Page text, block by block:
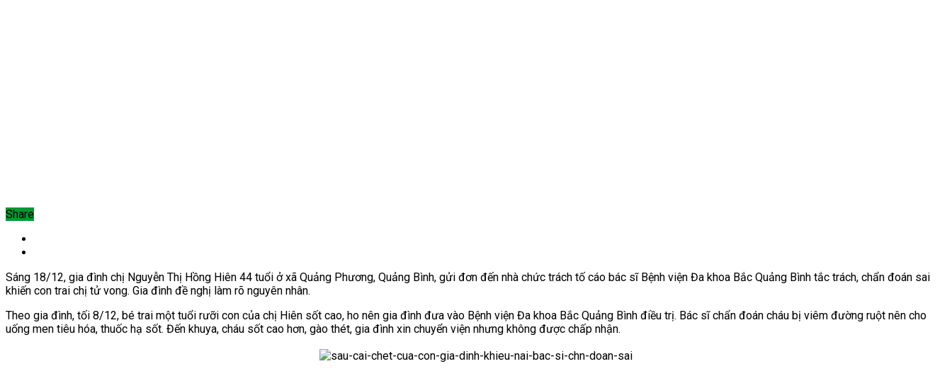
Share
Sáng 18/12, gia đình chị Nguyễn Thị Hồng Hiên 44 tuổi ở xã Quảng Phương, Quảng Bình, gửi đơn đến nhà chức trách tố cáo bác sĩ Bệnh viện Đa khoa Bắc Quảng Bình tắc trách, chẩn đoán sai
khiến con trai chị tử vong. Gia đình đề nghị làm rõ nguyên nhân.
Theo gia đình, tối 8/12, bé trai một tuổi rưỡi con của chị Hiên sốt cao, ho nên gia đình đưa vào Bệnh viện Đa khoa Bắc Quảng Bình điều trị. Bác sĩ chẩn đoán cháu bị viêm đường ruột nên cho
uống men tiêu hóa, thuốc hạ sốt. Đến khuya, cháu sốt cao hơn, gào thét, gia đình xin chuyển viện nhưng không được chấp nhận.